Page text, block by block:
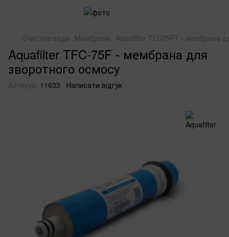
Очистка води Мембрани Aquafilter TLC75FT - мембрана
Aquafilter TFC-75F - мембрана для
зворотного осмосу
Артикул: 11633 Написати відгук